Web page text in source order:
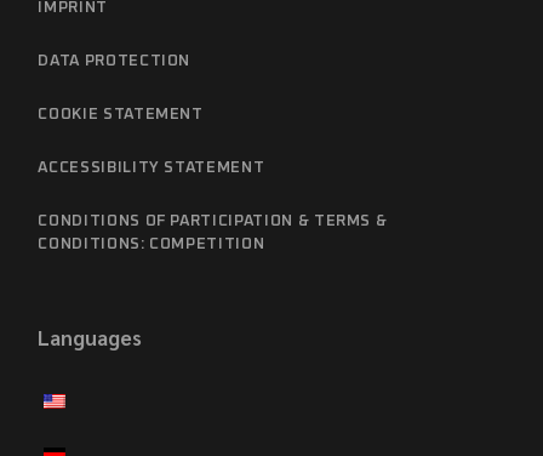
IMPRINT
DATA PROTECTION
COOKIE STATEMENT
ACCESSIBILITY STATEMENT
CONDITIONS OF PARTICIPATION & TERMS &
CONDITIONS: COMPETITION
Languages